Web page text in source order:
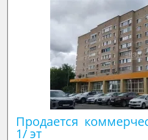
Продается
1/ эт